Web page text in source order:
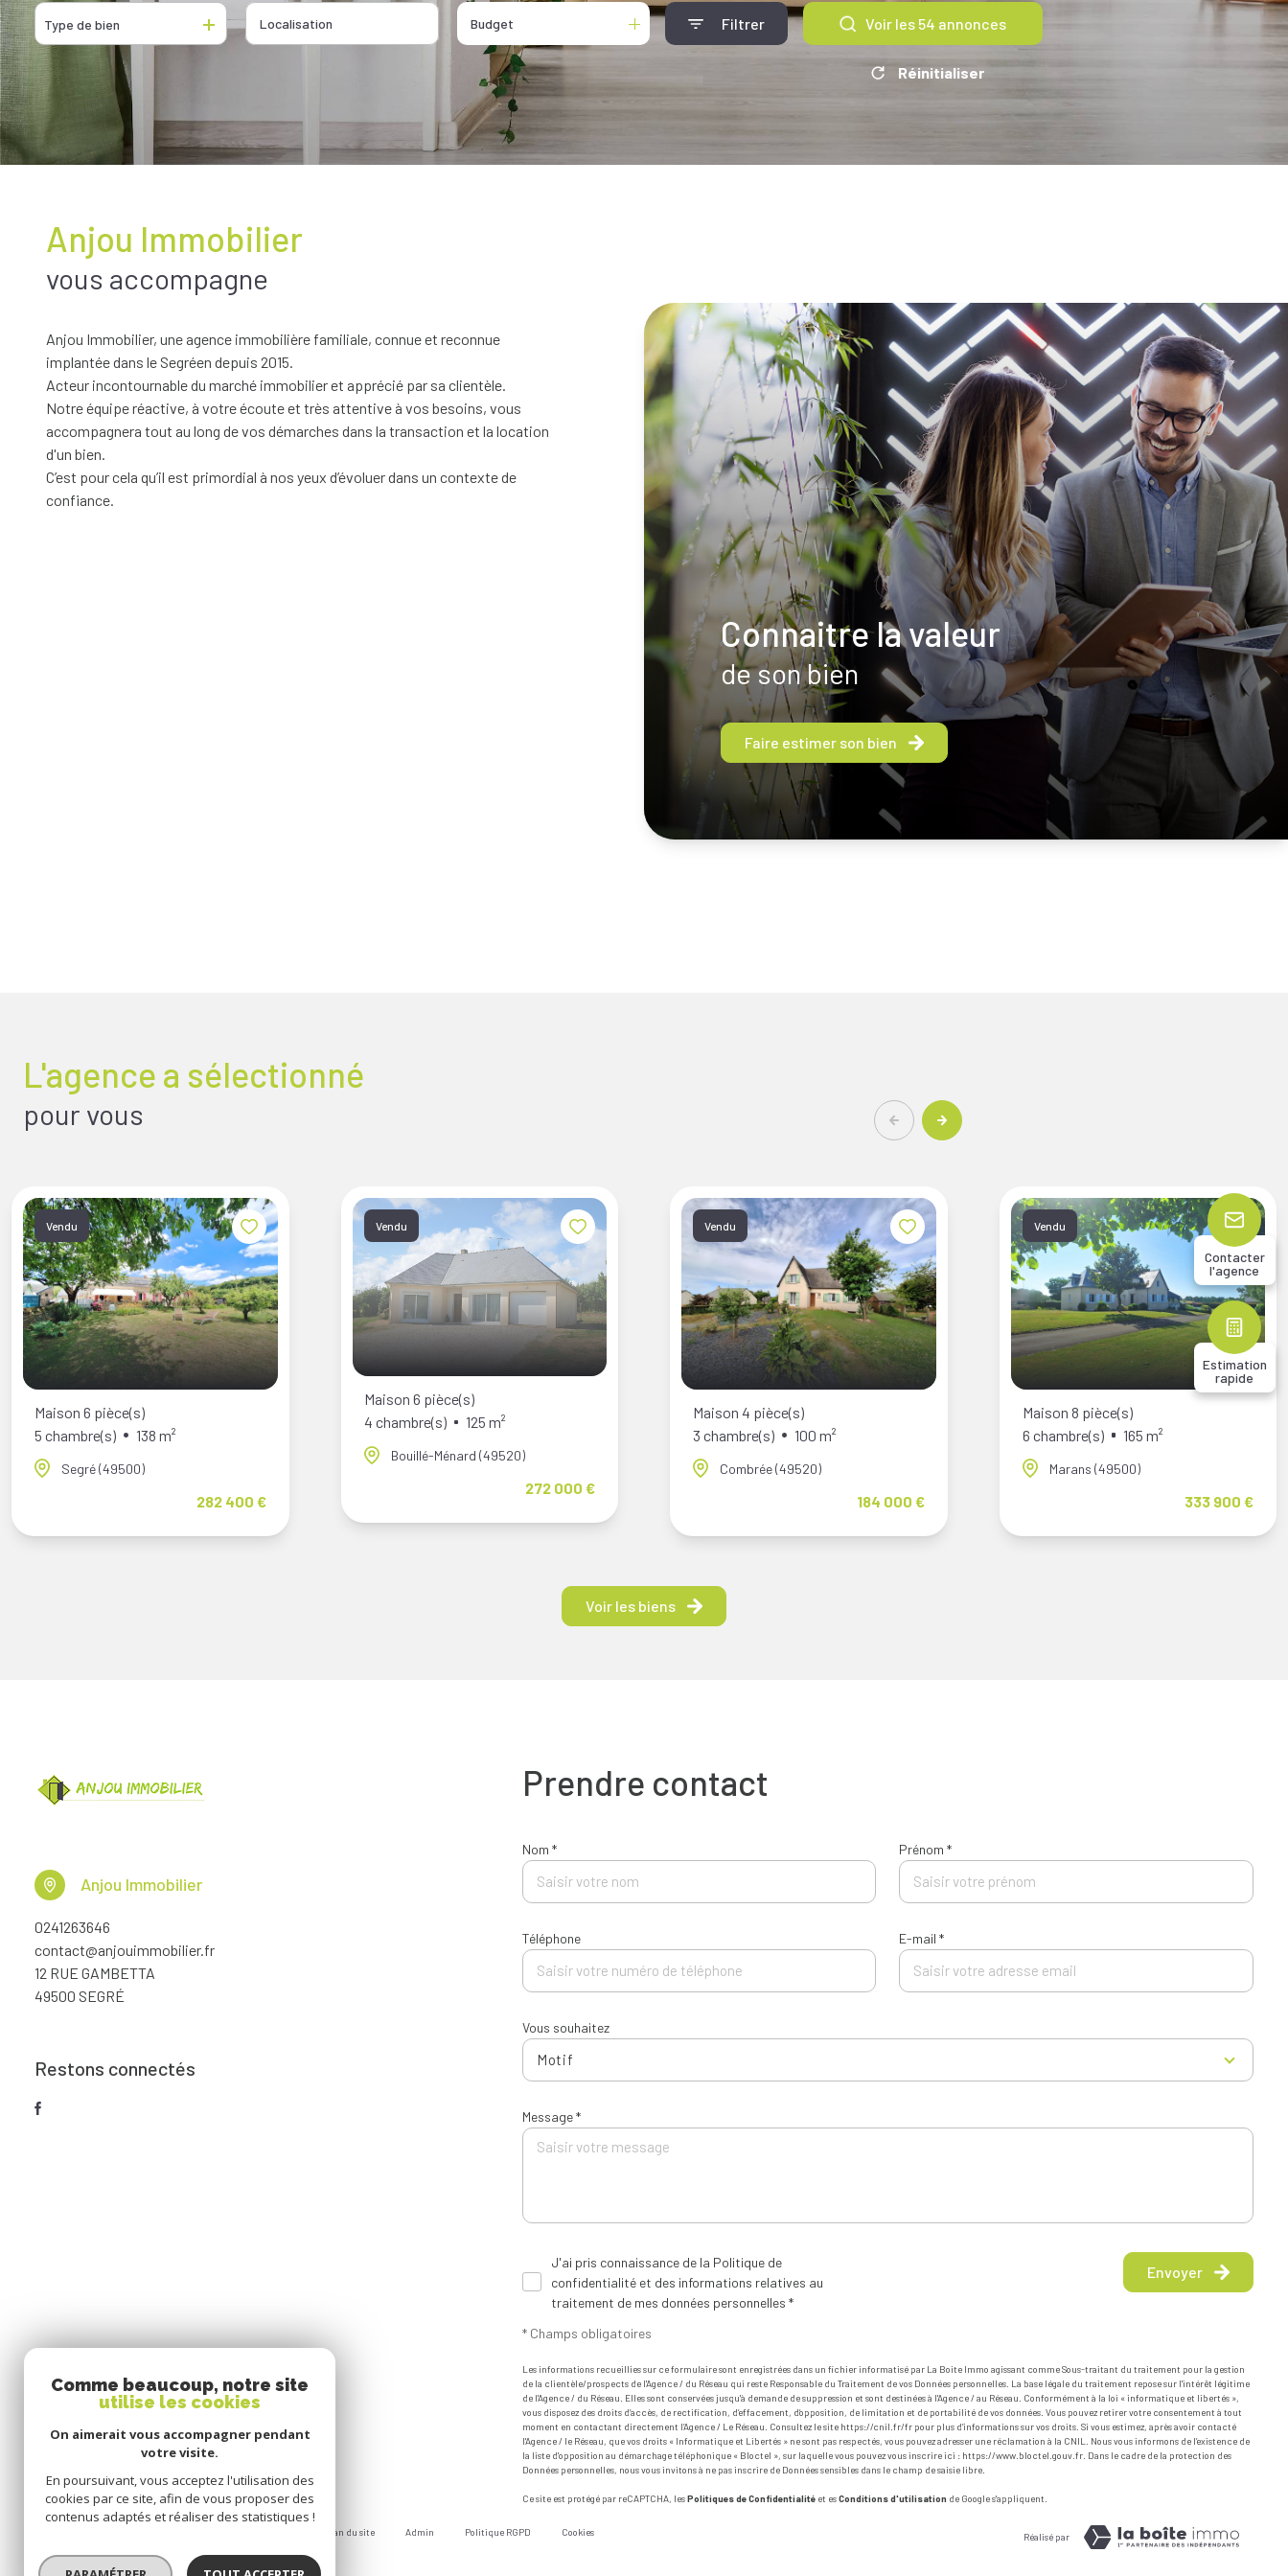
De l'ancien
De l'immo pro
De l'immo pro
Type de bien Budget Filtrer Voir les 54 annonces
Réinitialiser
Connaitre la valeur
de son bien
Faire estimer son bien
Anjou Immobilier
vous accompagne
Anjou Immobilier, une agence immobilière familiale, connue et reconnue
implantée dans le Segréen depuis 2015.
Acteur incontournable du marché immobilier et apprécié par sa clientèle.
Notre équipe réactive, à votre écoute et très attentive à vos besoins, vous
accompagnera tout au long de vos démarches dans la transaction et la location
d'un bien.
C’est pour cela qu’il est primordial à nos yeux d’évoluer dans un contexte de
confiance.
L'agence a sélectionné
pour vous
Vendu
Maison 6 pièce(s)
5 chambre(s)
138 m²
Segré (49500)
282 400 €
Vendu
Maison 6 pièce(s)
4 chambre(s)
125 m²
Bouillé-Ménard (49520)
272 000 €
Vendu
Maison 4 pièce(s)
3 chambre(s)
100 m²
Combrée (49520)
184 000 €
Vendu
Maison 8 pièce(s)
6 chambre(s)
165 m²
Marans (49500)
333 900 €
Voir les biens
Contacter
l'agence
Estimation
rapide
Prendre contact
Nom * Prénom *
Téléphone E-mail *
Vous souhaitez
Motif
Message *
J'ai pris connaissance de la Politique de
confidentialité et des informations relatives au
traitement de mes données personnelles *
* Champs obligatoires
Envoyer
Les informations recueillies sur ce formulaire sont enregistrées dans un fichier informatisé par La Boite Immo agissant comme Sous-traitant du traitement pour la gestion
de la clientèle/prospects de l'Agence / du Réseau qui reste Responsable du Traitement de vos Données personnelles. La base légale du traitement repose sur l'intérêt légitime
de l'Agence / du Réseau. Elles sont conservées jusqu'à demande de suppression et sont destinées à l'Agence / au Réseau. Conformément à la loi « informatique et libertés »,
vous disposez des droits d’accès, de rectification, d’effacement, d’opposition, de limitation et de portabilité de vos données. Vous pouvez retirer votre consentement à tout
moment en contactant directement l’Agence / Le Réseau. Consultez le site https://cnil.fr/frpour plus d’informations sur vos droits. Si vous estimez, après avoir contacté
l'Agence / le Réseau, que vos droits « Informatique et Libertés » ne sont pas respectés, vous pouvez adresser une réclamation à la CNIL. Nous vous informons de l’existence de
la liste d'opposition au démarchage téléphonique « Bloctel », sur laquelle vous pouvez vous inscrire ici : https://www.bloctel.gouv.fr. Dans le cadre de la protection des
Données personnelles, nous vous invitons à ne pas inscrire de Données sensibles dans le champ de saisie libre.
Ce site est protégé par reCAPTCHA, lesPolitiques de Confidentialitéet esConditions d'utilisation de Google s'appliquent.
Anjou Immobilier
0241263646
contact@anjouimmobilier.fr
12 RUE GAMBETTA
49500 SEGRÉ
Restons connectés
Plan du site Admin Politique RGPD Cookies
© 2026 | Tous droits réservés
Réalisé par
Comme beaucoup, notre site
utilise les cookies
On aimerait vous accompagner pendant
votre visite.
En poursuivant, vous acceptez l'utilisation des
cookies par ce site, afin de vous proposer des
contenus adaptés et réaliser des statistiques !